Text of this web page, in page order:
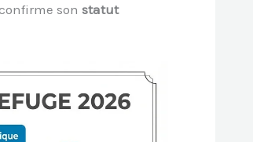
son statut